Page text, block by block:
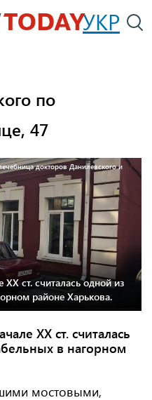
УКР
по
47
докторов Данилевского и
ст. считалась одной из
районе Харькова.
XX ст. считалась
в нагорном
мостовыми,